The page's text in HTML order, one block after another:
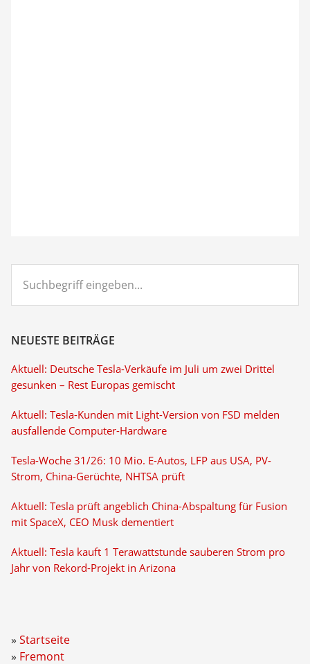
eingeben...
NEUESTE BEITRÄGE
Aktuell: Deutsche Tesla-Verkäufe im Juli um zwei Drittel
gesunken – Rest Europas gemischt
Aktuell: Tesla-Kunden mit Light-Version von FSD melden
ausfallende Computer-Hardware
Tesla-Woche 31/26: 10 Mio. E-Autos, LFP aus USA, PV-
Strom, China-Gerüchte, NHTSA prüft
Aktuell: Tesla prüft angeblich China-Abspaltung für Fusion
mit SpaceX, CEO Musk dementiert
Aktuell: Tesla kauft 1 Terawattstunde sauberen Strom pro
Jahr von Rekord-Projekt in Arizona
Startseite
Fremont